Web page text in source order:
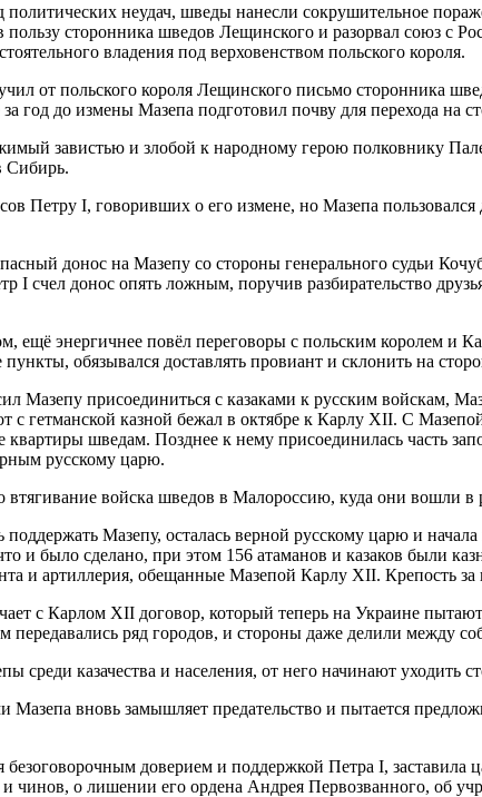
политических неудач, шведы нанесли сокрушительное
в пользу сторонника шведов Лещинского и разорвал союз
владения под верховенством польского короля.
от польского короля Лещинского письмо сторонника
год до измены Мазепа подготовил почву для перехода на
завистью и злобой к народному герою полковнику
Сибирь.
Петру I, говоривших о его измене, но Мазепа
донос на Мазепу со стороны генерального судьи
I счел донос опять ложным, поручив разбирательство
ещё энергичнее повёл переговоры с польским королем и
обязывался доставлять провиант и склонить на
Мазепу присоединиться с казаками к русским войскам,
с гетманской казной бежал в октябре к Карлу XII. С
шведам. Позднее к нему присоединилась часть
русскому царю.
войска шведов в Малороссию, куда они вошли
поддержать Мазепу, осталась верной русскому царю и
и было сделано, при этом 156 атаманов и казаков были
и артиллерия, обещанные Мазепой Карлу XII. Крепость за
с Карлом XII договор, который теперь на Украине
передавались ряд городов, и стороны даже делили между
среди казачества и населения, от него начинают
вновь замышляет предательство и пытается
доверием и поддержкой Петра I,
чинов, о лишении его ордена Андрея Первозванного, об